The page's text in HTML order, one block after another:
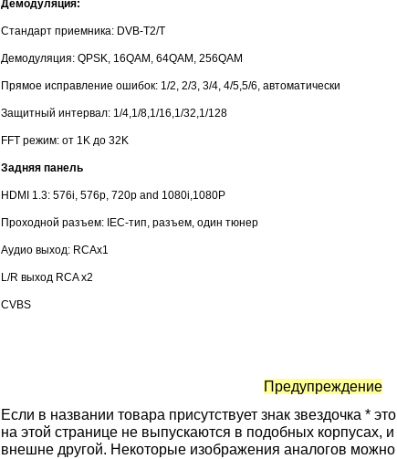
Демодуляция:
Стандарт приемника: DVB-T2/T
Демодуляция: QPSK, 16QAM, 64QAM, 256QAM
Прямое исправление ошибок: 1/2, 2/3, 3/4, 4/5,5/6, автоматически
Защитный интервал: 1/4,1/8,1/16,1/32,1/128
FFT режим: от 1K до 32K
Задняя панель
HDMI 1.3: 576i, 576p, 720p and 1080i,1080P
Проходной разъем: IEC-тип, разъем, один тюнер
Аудио выход: RCAx1
L/R выход RCA x2
CVBS
Предупреждение
Если в названии товара присутствует знак звездочка *
на этой странице не выпускаются в подобных корпусах,
внешне другой. Некоторые изображения аналогов можно